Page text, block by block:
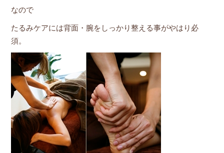
なので
たるみケアには背面・腕をしっかり整える事がやはり必
須。